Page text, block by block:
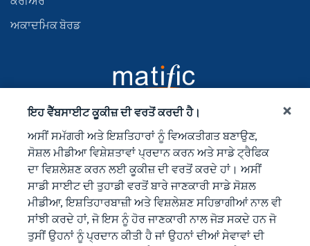
ਇਹ ਵੈੱਬਸਾਈਟ ਕੂਕੀਜ਼ ਦੀ ਵਰਤੋਂ ਕਰਦੀ ਹੈ।
ਅਸੀਂ ਸਮੱਗਰੀ ਅਤੇ ਇਸ਼ਤਿਹਾਰਾਂ ਨੂੰ ਵਿਅਕਤੀਗਤ ਬਣਾਉਣ,
ਸੋਸ਼ਲ ਮੀਡੀਆ ਵਿਸ਼ੇਸ਼ਤਾਵਾਂ ਪ੍ਰਦਾਨ ਕਰਨ ਅਤੇ ਸਾਡੇ ਟ੍ਰੈਫਿਕ
ਦਾ ਵਿਸ਼ਲੇਸ਼ਣ ਕਰਨ ਲਈ ਕੂਕੀਜ਼ ਦੀ ਵਰਤੋਂ ਕਰਦੇ ਹਾਂ। ਅਸੀਂ
ਸਾਡੀ ਸਾਈਟ ਦੀ ਤੁਹਾਡੀ ਵਰਤੋਂ ਬਾਰੇ ਜਾਣਕਾਰੀ ਸਾਡੇ ਸੋਸ਼ਲ
ਮੀਡੀਆ, ਇਸ਼ਤਿਹਾਰਬਾਜ਼ੀ ਅਤੇ ਵਿਸ਼ਲੇਸ਼ਣ ਸਹਿਭਾਗੀਆਂ ਨਾਲ ਵੀ
ਸਾਂਝੀ ਕਰਦੇ ਹਾਂ, ਜੋ ਇਸ ਨੂੰ ਹੋਰ ਜਾਣਕਾਰੀ ਨਾਲ ਜੋੜ ਸਕਦੇ ਹਨ ਜੋ
ਤੁਸੀਂ ਉਹਨਾਂ ਨੂੰ ਪ੍ਰਦਾਨ ਕੀਤੀ ਹੈ ਜਾਂ ਉਹਨਾਂ ਦੀਆਂ ਸੇਵਾਵਾਂ ਦੀ
ਅਕਾਦਮਿਕ ਬੋਰਡ